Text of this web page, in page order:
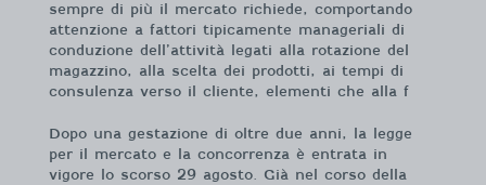
sempre di più il mercato richiede, comportando
attenzione a fattori tipicamente manageriali di
conduzione dell’attività legati alla rotazione del
magazzino, alla scelta dei prodotti, ai tempi di
consulenza verso il cliente, elementi che alla f
Dopo una gestazione di oltre due anni, la legge
per il mercato e la concorrenza è entrata in
vigore lo scorso 29 agosto. Già nel corso della